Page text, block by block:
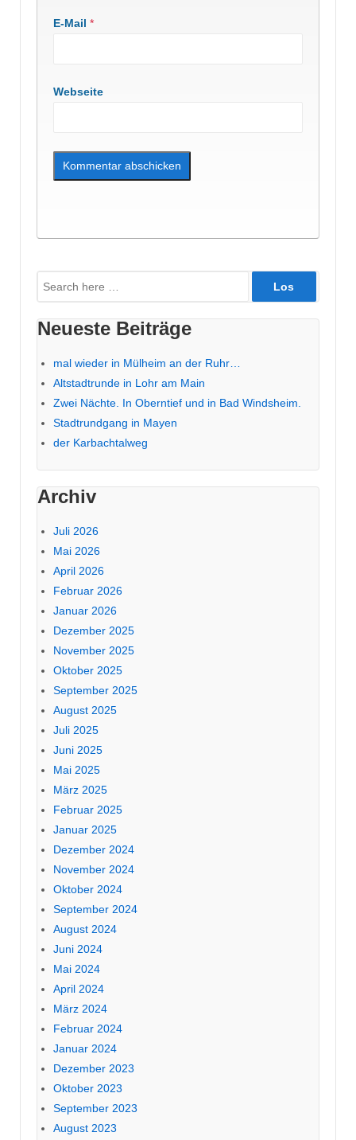
E-Mail *
Webseite
Suche
nach:
Neueste Beiträge
mal wieder in Mülheim an der Ruhr…
Altstadtrunde in Lohr am Main
Zwei Nächte. In Oberntief und in Bad Windsheim.
Stadtrundgang in Mayen
der Karbachtalweg
Archiv
Juli 2026
Mai 2026
April 2026
Februar 2026
Januar 2026
Dezember 2025
November 2025
Oktober 2025
September 2025
August 2025
Juli 2025
Juni 2025
Mai 2025
März 2025
Februar 2025
Januar 2025
Dezember 2024
November 2024
Oktober 2024
September 2024
August 2024
Juni 2024
Mai 2024
April 2024
März 2024
Februar 2024
Januar 2024
Dezember 2023
Oktober 2023
September 2023
August 2023